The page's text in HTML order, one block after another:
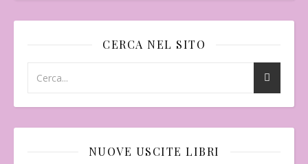
CERCA NEL SITO
NUOVE USCITE LIBRI